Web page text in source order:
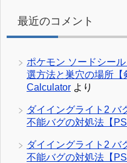
最近のコメント
ポケモン ソードシー
選方法と巣穴の場所【
Calculator より
ダイイングライト2 バ
不能バグの対処法【
ダイイングライト2 バ
不能バグの対処法【